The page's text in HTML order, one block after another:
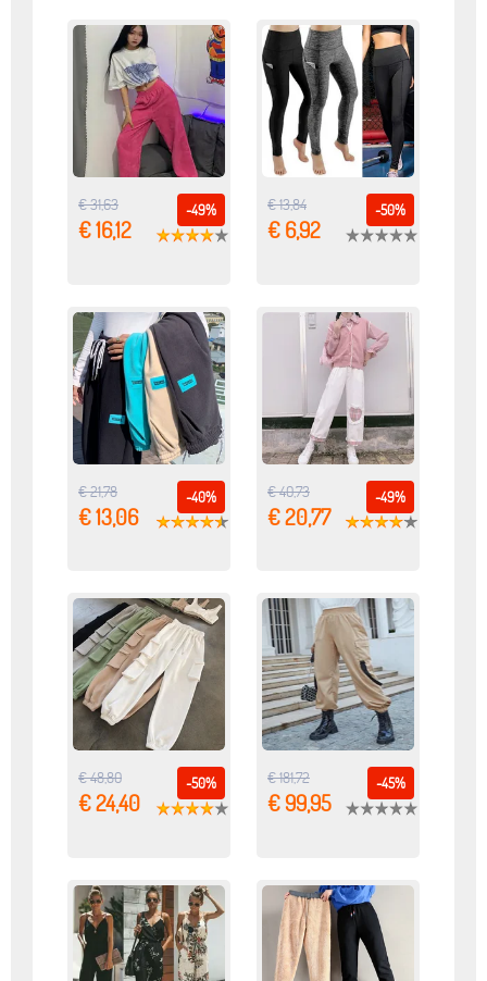
-49%
€ 31,63
€ 16,12
-50%
€ 13,84
€ 6,92
-40%
€ 21,78
€ 13,06
-49%
€ 40,73
€ 20,77
-50%
€ 48,80
€ 24,40
-45%
€ 181,72
€ 99,95